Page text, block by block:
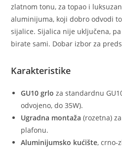
zlatnom tonu, za topao i
aluminijuma, koji dobro odvodi
sijalice. Sijalica nije uključena,
birate sami. Dobar izbor za
Karakteristike
GU10 grlo za standardnu
odvojeno, do 35W).
Ugradna montaža (rozetna)
plafonu.
Aluminijumsko kućište, crno-